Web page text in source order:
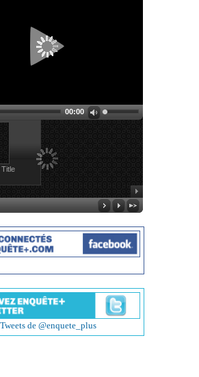
00:00
Tweets de @enquete_plus